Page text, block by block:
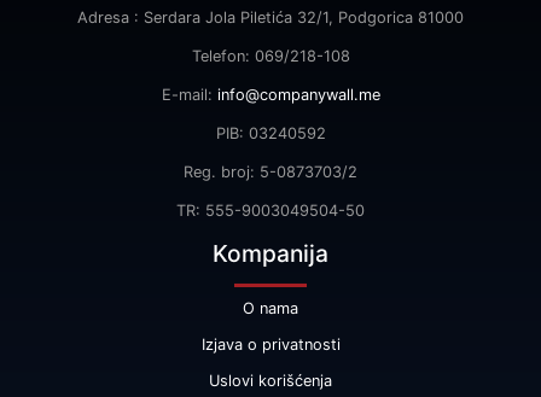
Adresa : Serdara Jola Piletića 32/1, Podgorica 81000
Telefon: 069/218-108
E-mail: info@companywall.me
PIB: 03240592
Reg. broj: 5-0873703/2
TR: 555-9003049504-50
Kompanija
O nama
Izjava o privatnosti
Uslovi korišćenja